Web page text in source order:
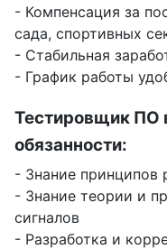
- Компенсация за
сада, спортивных
- Стабильная
- График работы
Тестировщик ПО
обязанности:
- Знание принципов
- Знание теории и
сигналов
- Разработка и